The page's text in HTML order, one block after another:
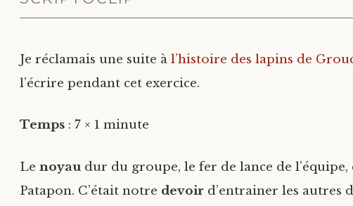
Je réclamais une suite à l’histoire des lapins de
l’écrire pendant cet exercice.
Temps : 7 × 1 minute
Le noyaudur du groupe, le fer de lance de l’équipe,
Patapon. C’était notre devoir d’entrainer les autres